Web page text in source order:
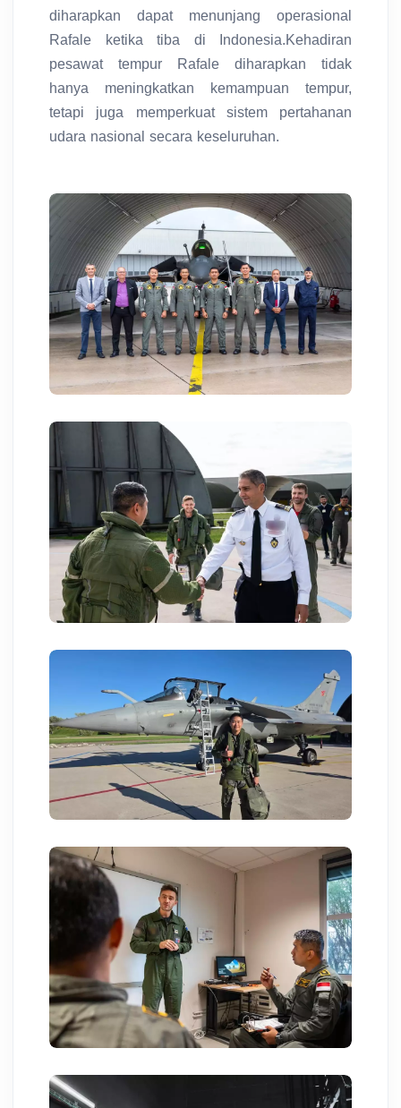
diharapkan dapat menunjang operasional
Rafale ketika tiba di Indonesia.Kehadiran
pesawat tempur Rafale diharapkan tidak
hanya meningkatkan kemampuan tempur,
tetapi juga memperkuat sistem pertahanan
udara nasional secara keseluruhan.